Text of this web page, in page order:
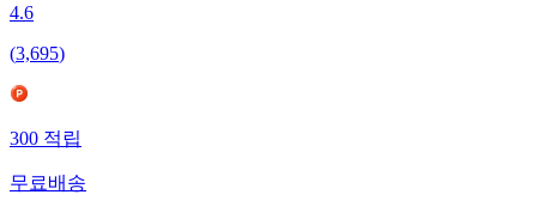
4.6
(3,695)
300적립
무료배송